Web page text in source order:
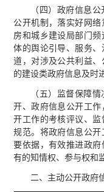
（四）政府信息
公开机制，落实好网
房和城乡建设局部门
体的舆论引导、服务
道，对涉及公共利益
的建设类政府信息及时
（五）监督保障
开、政府信息公开工
开工作的考核评议、
规范。将政府信息公
要依据，有效推进政
有的知情权、参与权和
二、主动公开政府